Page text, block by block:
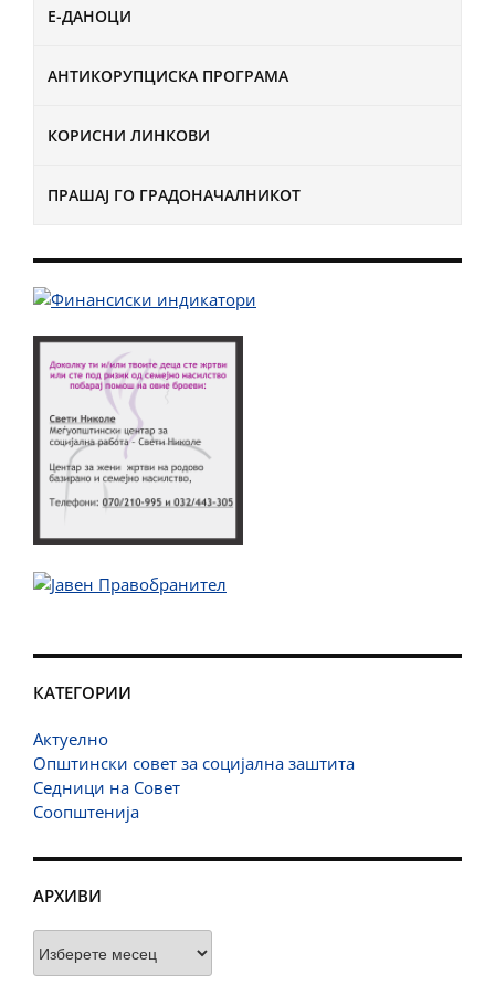
Е-ДАНОЦИ
АНТИКОРУПЦИСКА ПРОГРАМА
КОРИСНИ ЛИНКОВИ
ПРАШАЈ ГО ГРАДОНАЧАЛНИКОТ
КАТЕГОРИИ
Актуелно
Општински совет за социјална заштита
Седници на Совет
Соопштенија
АРХИВИ